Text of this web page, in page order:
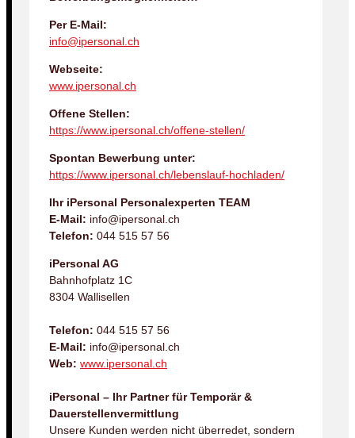
Per E-Mail:
info@ipersonal.ch
Webseite:
www.ipersonal.ch
Offene Stellen:
https://www.ipersonal.ch/offene-stellen/
Spontan Bewerbung unter:
https://www.ipersonal.ch/lebenslauf-hochladen/
Ihr iPersonal Personalexperten TEAM
E-Mail: info@ipersonal.ch
Telefon: 044 515 57 56
iPersonal AG
Bahnhofplatz 1C
8304 Wallisellen
Telefon: 044 515 57 56
E-Mail: info@ipersonal.ch
Web: www.ipersonal.ch
iPersonal – Ihr Partner für Temporär &
Dauerstellenvermittlung
Unsere Kunden werden nicht überredet, sondern